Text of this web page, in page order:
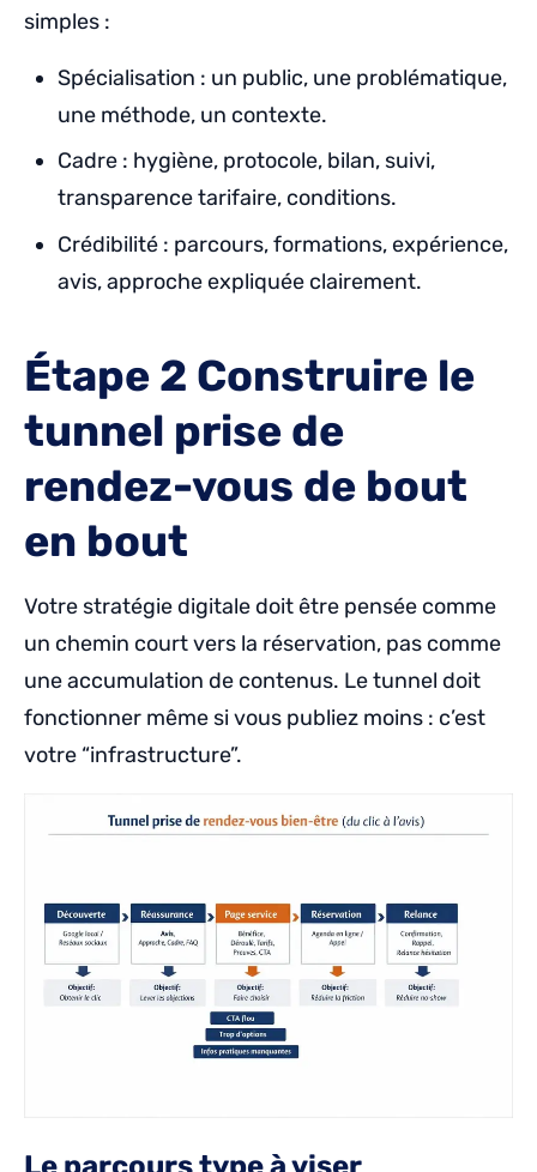
simples :
Spécialisation : un public, une problématique,
une méthode, un contexte.
Cadre : hygiène, protocole, bilan, suivi,
transparence tarifaire, conditions.
Crédibilité : parcours, formations, expérience,
avis, approche expliquée clairement.
Étape 2 Construire le
tunnel prise de
rendez-vous de bout
en bout
Votre stratégie digitale doit être pensée comme
un chemin court vers la réservation, pas comme
une accumulation de contenus. Le tunnel doit
fonctionner même si vous publiez moins : c’est
votre “infrastructure”.